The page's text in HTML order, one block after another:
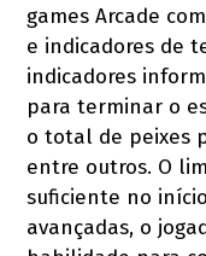
games Arcade
e indicadores de
indicadores
para terminar o
o total de peixes
entre outros. O
suficiente no
avançadas, o